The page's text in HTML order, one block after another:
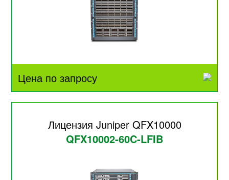
Цена по запросу
Лицензия Juniper QFX10000
QFX10002-60C-LFIB